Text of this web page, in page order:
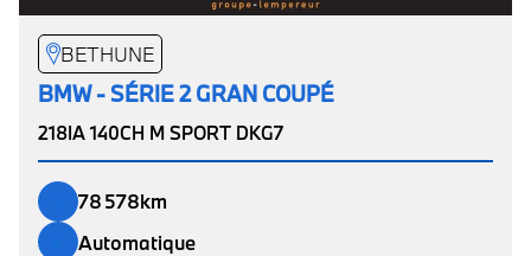
BETHUNE
BMW - SÉRIE 2 GRAN COUPÉ
218IA 140CH M SPORT DKG7
78 578km
Automatique